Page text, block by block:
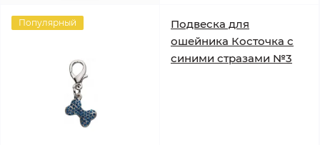
Популярный
Подвеска для
ошейника Косточка с
синими стразами №3